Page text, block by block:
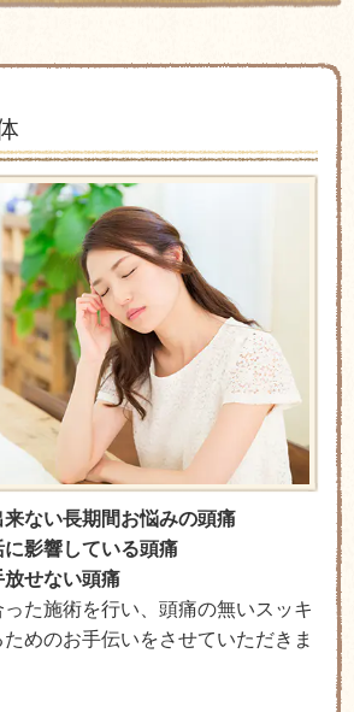
ない長期間お悩みの頭痛
影響している頭痛
せない頭痛
た施術を行い、頭痛の無いスッキ
めのお手伝いをさせていただきま